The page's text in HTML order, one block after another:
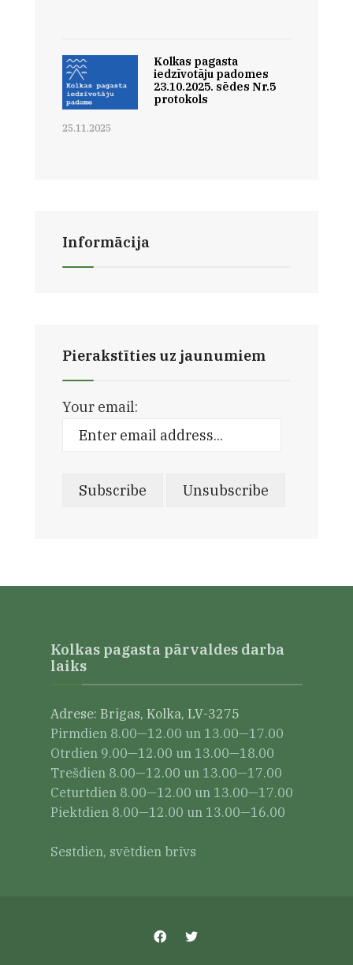
Kolkas pagasta
iedzīvotāju padomes
23.10.2025. sēdes Nr.5
protokols
25.11.2025
Informācija
Pierakstīties uz jaunumiem
Your email:
Kolkas pagasta pārvaldes darba
laiks
Adrese: Brigas, Kolka, LV-3275
Pirmdien 8.00—12.00 un 13.00—17.00
Otrdien 9.00—12.00 un 13.00—18.00
Trešdien 8.00—12.00 un 13.00—17.00
Ceturtdien 8.00—12.00 un 13.00—17.00
Piektdien 8.00—12.00 un 13.00—16.00
Sestdien, svētdien brīvs